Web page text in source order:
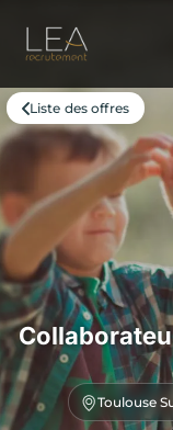
Liste des offres
Toulouse